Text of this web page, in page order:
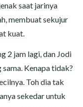
saat jarinya
membuat sekujur
kuat.
2 jam lagi, dan Jodi
Kenapa tidak?
Toh dia tak
sekedar untuk